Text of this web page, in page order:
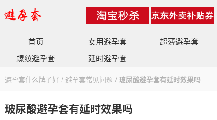
首页 女用避孕套
超薄避孕套
螺纹避孕套
延时避孕套
避孕套什么牌子好 / 避孕套常见问题 / 玻尿酸避孕套有延时效果吗
玻尿酸避孕套有延时效果吗